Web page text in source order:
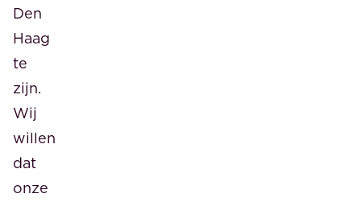
Den
Haag
te
zijn.
Wij
willen
dat
onze